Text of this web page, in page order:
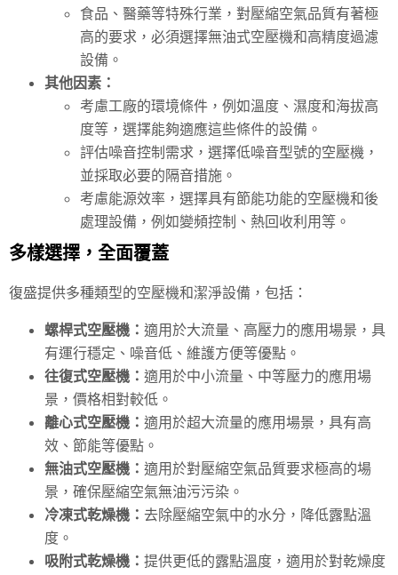
食品、醫藥等特殊行業，對壓縮空氣品質有著極
高的要求，必須選擇無油式空壓機和高精度過濾
設備。
其他因素：
考慮工廠的環境條件，例如溫度、濕度和海拔高
度等，選擇能夠適應這些條件的設備。
評估噪音控制需求，選擇低噪音型號的空壓機，
並採取必要的隔音措施。
考慮能源效率，選擇具有節能功能的空壓機和後
處理設備，例如變頻控制、熱回收利用等。
多樣選擇，全面覆蓋
復盛提供多種類型的空壓機和潔淨設備，包括：
螺桿式空壓機： 適用於大流量、高壓力的應用場景，具
有運行穩定、噪音低、維護方便等優點。
往復式空壓機： 適用於中小流量、中等壓力的應用場
景，價格相對較低。
離心式空壓機： 適用於超大流量的應用場景，具有高
效、節能等優點。
無油式空壓機： 適用於對壓縮空氣品質要求極高的場
景，確保壓縮空氣無油污污染。
冷凍式乾燥機： 去除壓縮空氣中的水分，降低露點溫
度。
吸附式乾燥機： 提供更低的露點溫度，適用於對乾燥度